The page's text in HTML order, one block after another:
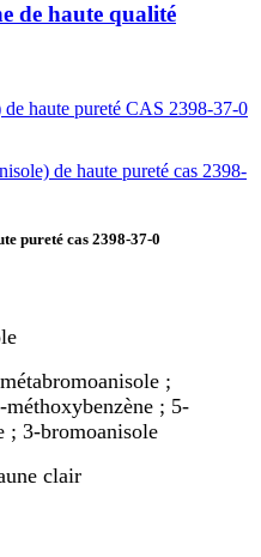
de haute qualité
pureté cas 2398-37-0
;
; 5-
; 3-bromoanisole
clair